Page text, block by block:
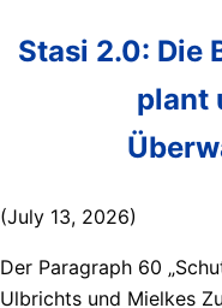
Stasi 2.0: Die
plant
(July 13, 2026)
Der Paragraph 60
Ulbrichts und Mielkes